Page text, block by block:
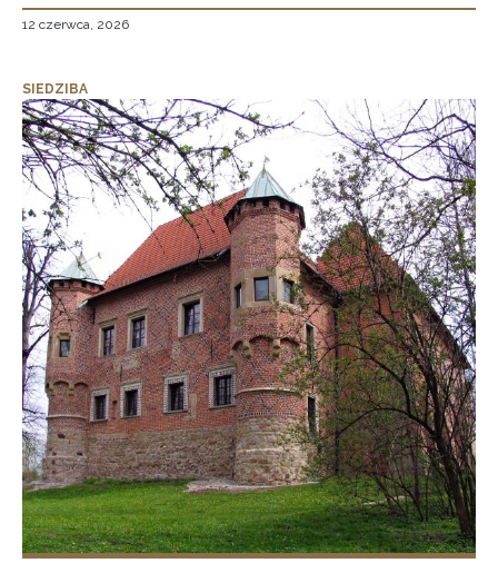
12 czerwca, 2026
SIEDZIBA